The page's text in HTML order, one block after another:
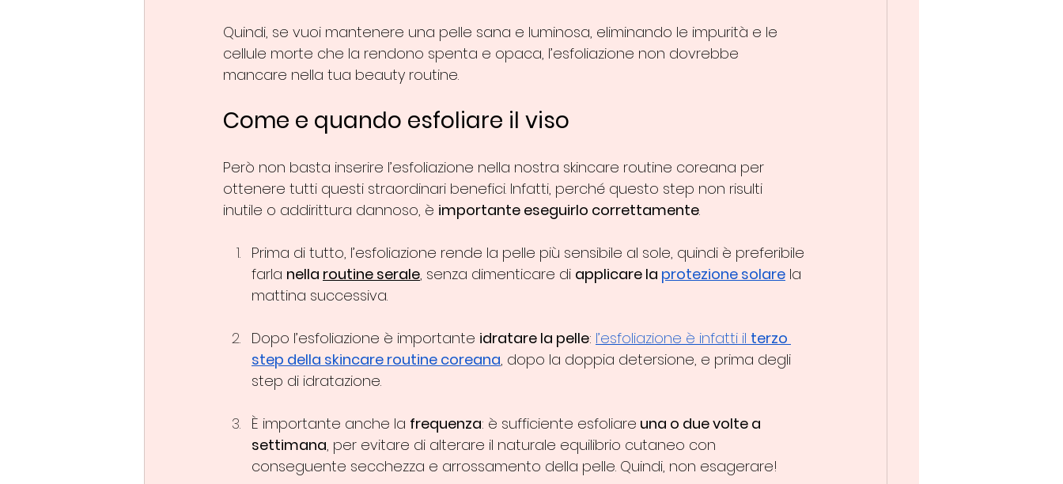
Quindi, se vuoi mantenere una pelle sana e luminosa, eliminando le impurità e le
cellule morte che la rendono spenta e opaca, l’esfoliazione non dovrebbe
mancare nella tua beauty routine.
Come e quando esfoliare il viso
Però non basta inserire l’esfoliazione nella nostra skincare routine coreana per
ottenere tutti questi straordinari benefici. Infatti, perché questo step non risulti
inutile o addirittura dannoso, è importante eseguirlo correttamente.
Prima di tutto, l’esfoliazione rende la pelle più sensibile al sole, quindi è preferibile
farla nella routine serale, senza dimenticare di applicare la protezione solare la
mattina successiva.
Dopo l’esfoliazione è importante idratare la pelle: l’esfoliazione è infatti il terzo
step della skincare routine coreana, dopo la doppia detersione, e prima degli
step di idratazione.
È importante anche la frequenza: è sufficiente esfoliare una o due volte a
settimana, per evitare di alterare il naturale equilibrio cutaneo con
conseguente secchezza e arrossamento della pelle. Quindi, non esagerare!